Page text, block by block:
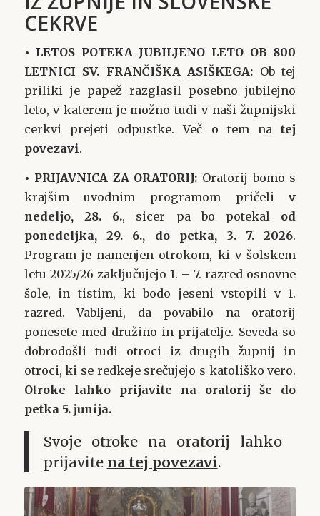
CEKRVE
• LETOS POTEKA JUBILJENO LETO OB 800
LETNICI SV. FRANČIŠKA ASIŠKEGA: Ob tej
priliki je papež razglasil posebno jubilejno
leto, v katerem je možno tudi v naši župnijski
cerkvi prejeti odpustke. Več o tem natej
povezavi.
• PRIJAVNICA ZA ORATORIJ: Oratorij bomo s
krajšim uvodnim programom pričeliv
nedeljo, 28. 6., sicer pa bo potekal od
ponedeljka, 29. 6., do petka, 3. 7. 2026.
Program je namenjen otrokom, ki v šolskem
letu 2025/26 zaključujejo 1. – 7. razred osnovne
šole, in tistim, ki bodo jeseni vstopili v 1.
razred. Vabljeni, da povabilo na oratorij
ponesete med družino in prijatelje. Seveda so
dobrodošli tudi otroci iz drugih župnij in
otroci, ki se redkeje srečujejo s katoliško vero.
Otroke lahko prijavite na oratorij še do
petka 5. junija.
Svoje otroke na oratorij lahko
prijavite na tej povezavi.